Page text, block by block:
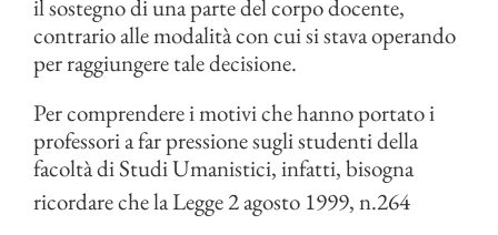
il sostegno di una parte del corpo docente,
contrario alle modalità con cui si stava operando
per raggiungere tale decisione.
Per comprendere i motivi che hanno portato i
professori a far pressione sugli studenti della
facoltà di Studi Umanistici, infatti, bisogna
ricordare che la Legge 2 agosto 1999, n.264